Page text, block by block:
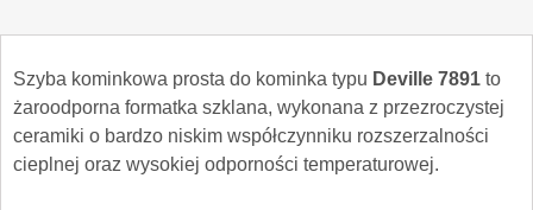
Szyba kominkowa prosta do kominka typu Deville 7891 to
żaroodporna formatka szklana, wykonana z przezroczystej
ceramiki o bardzo niskim współczynniku rozszerzalności
cieplnej oraz wysokiej odporności temperaturowej.